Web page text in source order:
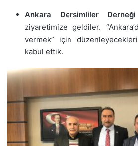
Ankara Dersimliler Derneği
ziyaretimize geldiler.
vermek” için
kabul ettik.